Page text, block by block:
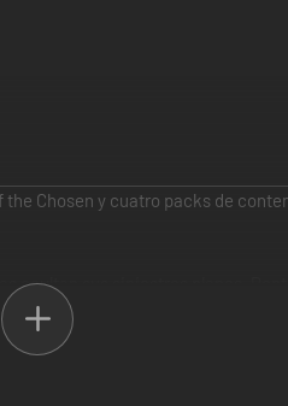
Chosen y cuatro packs de
sus siniestros planes.
raza humana de la extinción.
cuando se forman más
volver a capturar al